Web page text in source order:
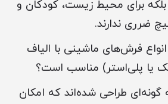
بلکه برای محیط زیست، کودکان و
ضرری ندارند.
فرش‌های ماشینی با الیاف
یا پلی‌استر) مناسب است؟
گونه‌ای طراحی شده‌اند که امکان